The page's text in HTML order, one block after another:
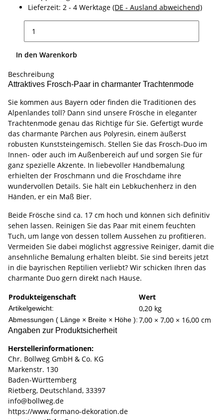
Lieferzeit: 2 - 4 Werktage (DE - Ausland abweichend)
In den Warenkorb
Beschreibung
Attraktives Frosch-Paar in charmanter Trachtenmode
Sie kommen aus Bayern oder finden die Traditionen des
Alpenlandes toll? Dann sind unsere Frösche in eleganter
Trachtenmode genau das Richtige für Sie. Gefertigt wurde
das charmante Pärchen aus Polyresin, einem äußerst
robusten Kunststeingemisch. Stellen Sie das Frosch-Duo im
Innen- oder auch im Außenbereich auf und sorgen Sie für
ganz spezielle Akzente. In liebevoller Handbemalung
erhielten der Froschmann und die Froschdame ihre
wundervollen Details. Sie hält ein Lebkuchenherz in den
Händen, er ein Maß Bier.
Beide Frösche sind ca. 17 cm hoch und können sich definitiv
sehen lassen. Reinigen Sie das Paar mit einem feuchten
Tuch, um lange von dessen tollem Aussehen zu profitieren.
Vermeiden Sie dabei möglichst aggressive Reiniger, damit die
ansehnliche Bemalung erhalten bleibt. Sie sind bereits jetzt
in die bayrischen Reptilien verliebt? Wir schicken Ihren das
charmante Duo gern direkt nach Hause.
Produkteigenschaft
Wert
Artikelgewicht: 0,20 kg
Abmessungen ( Länge × Breite × Höhe ):7,00 × 7,00 × 16,00 cm
Angaben zur Produktsicherheit
Herstellerinformationen:
Chr. Bollweg GmbH & Co. KG
Markenstr. 130
Baden-Württemberg
Rietberg, Deutschland, 33397
info@bollweg.de
https://www.formano-dekoration.de